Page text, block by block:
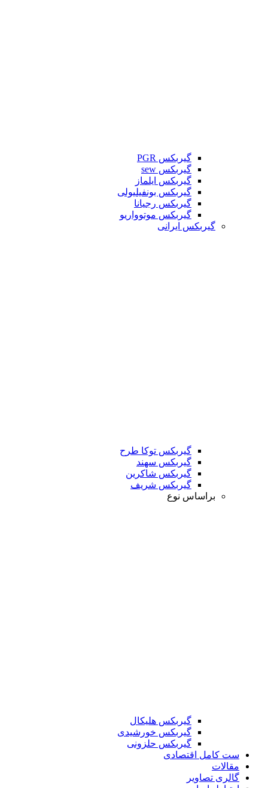
گیربکس PGR
گیربکس sew
گیربکس ایلماز
گیربکس بونفیلیولی
گیربکس رجیانا
گیربکس موتوواریو
گیربکس ایرانی
گیربکس توکا طرح
گیربکس سهند
گیربکس شاکرین
گیربکس شریف
براساس نوع
گیربکس هلیکال
گیربکس خورشیدی
گیربکس حلزونی
ست کامل اقتصادی
مقالات
گالری تصاویر